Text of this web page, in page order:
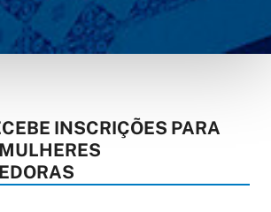
INSCRIÇÕES PARA